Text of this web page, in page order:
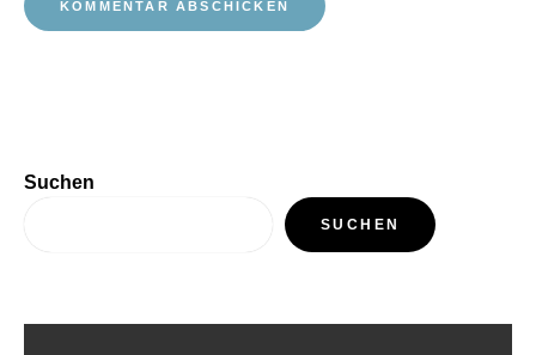
Suchen
SUCHEN